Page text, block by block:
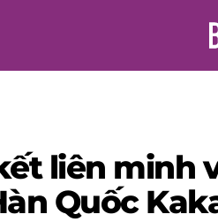
liên minh
Quốc